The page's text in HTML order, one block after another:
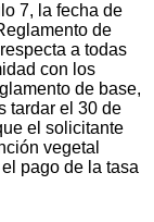
7, la fecha de
de
a todas
con los
de base,
tardar el 30 de
el solicitante
vegetal
pago de la tasa